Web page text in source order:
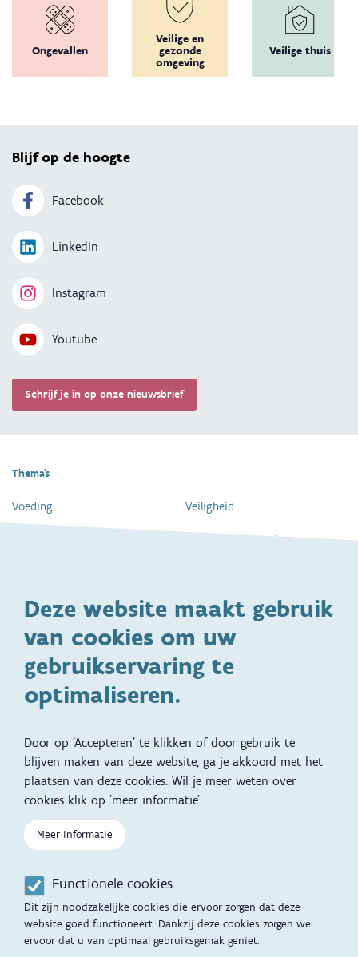
Deze website maakt gebruik
van cookies om uw
gebruikservaring te
optimaliseren.
Door op 'Accepteren' te klikken of door gebruik te
blijven maken van deze website, ga je akkoord met het
plaatsen van deze cookies. Wil je meer weten over
cookies klik op 'meer informatie'.
Meer informatie
Functionele cookies
Dit zijn noodzakelijke cookies die ervoor zorgen dat deze
website goed functioneert. Dankzij deze cookies zorgen we
ervoor dat u van optimaal gebruiksgemak geniet.
Ongevallen
Veilige en
gezonde
omgeving
Veilige thuis
Blijf op de hoogte
Facebook
LinkedIn
Instagram
Youtube
Schrijf je in op onze nieuwsbrief
Thema's
Voeding
Ontwikkeling en gedrag
Specifieke
ondersteuningsbehoefte
Zwangerschap en geboorte
Slapen
Veiligheid
Dagelijkse verzorging
Gezinsleven
Adoptie
Kinderwens
Voet
Kind en Gezin diensten
Aanbod tijdens de
zwangerschap
Opvoedingsondersteuning
Vertalingen
Mijn Opgroeien